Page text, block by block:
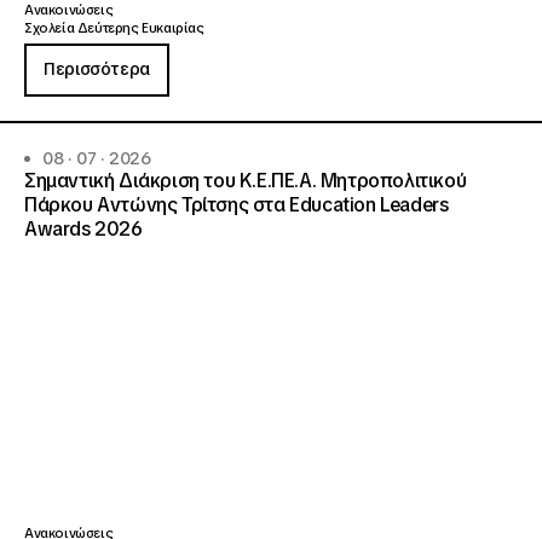
Ανακοινώσεις
Σχολεία Δεύτερης Ευκαιρίας
Περισσότερα
08 · 07 · 2026
Σημαντική Διάκριση του Κ.Ε.ΠΕ.Α. Μητροπολιτικού
Πάρκου Αντώνης Τρίτσης στα Education Leaders
Awards 2026
Ανακοινώσεις